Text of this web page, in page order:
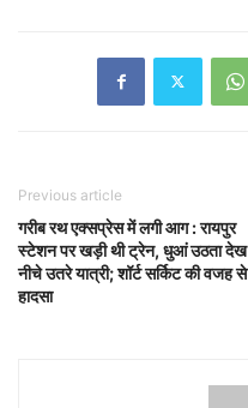
Previous article
गरीब रथ एक्सप्रेस में लगी आग : रायपुर
स्टेशन पर खड़ी थी ट्रेन, धुआं उठता देख
नीचे उतरे यात्री; शॉर्ट सर्किट की वजह से
हादसा